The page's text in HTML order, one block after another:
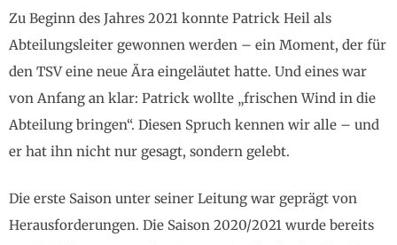
Zu Beginn des Jahres 2021 konnte Patrick Heil als
Abteilungsleiter gewonnen werden – ein Moment, der für
den TSV eine neue Ära eingeläutet hatte. Und eines war
von Anfang an klar: Patrick wollte „frischen Wind in die
Abteilung bringen“. Diesen Spruch kennen wir alle – und
er hat ihn nicht nur gesagt, sondern gelebt.
Die erste Saison unter seiner Leitung war geprägt von
Herausforderungen. Die Saison 2020/2021 wurde bereits